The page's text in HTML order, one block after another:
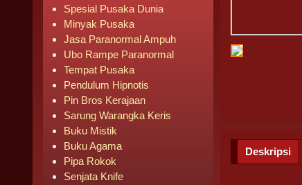
Deskripsi
Spesial Pusaka Dunia
Minyak Pusaka
Jasa Paranormal Ampuh
Ubo Rampe Paranormal
Tempat Pusaka
Pendulum Hipnotis
Pin Bros Kerajaan
Sarung Warangka Keris
Buku Mistik
Buku Agama
Pipa Rokok
Senjata Knife